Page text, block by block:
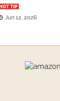
HOT TIP
Jun 12, 2026